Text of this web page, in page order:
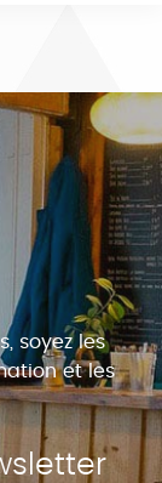
soyez les
et les